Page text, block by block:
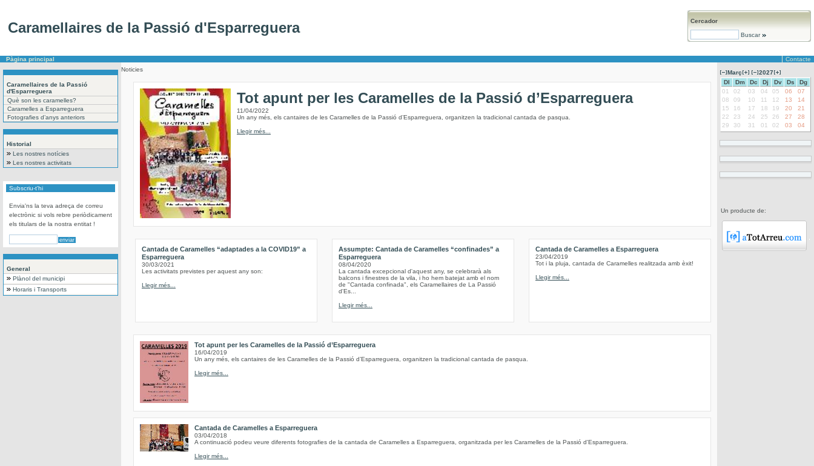
Caramellaires de la Passió d'Esparreguera Cercador
Buscar
Pàgina principal Contacte
Caramellaires de la Passió
d'Esparreguera
Què son les caramelles?
Caramelles a Esparreguera
Fotografies d’anys anteriors
Historial
Les nostres notícies
Les nostres activitats
Subscriu-t'hi
Envia'ns la teva adreça de correu
electrònic si vols rebre periòdicament
els titulars de la nostra entitat !
General
Plànol del municipi
Horaris i Transports
Noticies
Tot apunt per les Caramelles de la Passió d’Esparreguera
11/04/2022
Un any més, els cantaires de les Caramelles de la Passió d’Esparreguera, organitzen la tradicional cantada de pasqua.
Llegir més...
Cantada de Caramelles “adaptades a la COVID19” a
Esparreguera
30/03/2021
Les activitats previstes per aquest any son:
Llegir més...
Assumpte: Cantada de Caramelles “confinades” a
Esparreguera
08/04/2020
La cantada excepcional d'aquest any, se celebrarà als
balcons i finestres de la vila, i ho hem batejat amb el nom
de "Cantada confinada", els Caramellaires de La Passió
d'Es...
Llegir més...
Cantada de Caramelles a Esparreguera
23/04/2019
Tot i la pluja, cantada de Caramelles realitzada amb èxit!
Llegir més...
Tot apunt per les Caramelles de la Passió d’Esparreguera
16/04/2019
Un any més, els cantaires de les Caramelles de la Passió d’Esparreguera, organitzen la tradicional cantada de pasqua.
Llegir més...
Cantada de Caramelles a Esparreguera
03/04/2018
A continuació podeu veure diferents fotografies de la cantada de Caramelles a Esparreguera, organitzada per les Caramelles de la Passió d'Esparreguera.
Llegir més...
Març
2027
Dl
Dm Dc Dj Dv Ds
Dg
01
02 03 04 05 06
07
08
09 10 11 12 13
14
15
16 17 18 19 20
21
22
23 24 25 26 27
28
29
30 31 01 02 03 04
Un producte de: